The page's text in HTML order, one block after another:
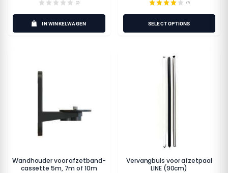
(0)
IN WINKELWAGEN
(7)
SELECT OPTIONS
Wandhouder voor afzetband-
cassette 5m, 7m of 10m
Vervangbuis voor afzetpaal
LINE (90cm)